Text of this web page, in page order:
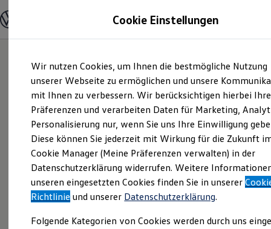
Hauptinhalt
springen
Footer
springen
Modelle und Konfigurator
Modelle vergleichen
Elektroautos
ENERGY Sondermodelle
Nutzfahrzeuge
SUV und CUV
Familienautos
Kombis
Kompaktwagen
Sportwagen
Schnell verfügbare Fahrzeuge
Angebote und Produkte
Aktuelle Angebote
E-Auto-Förderung
Volkswagen Marktplatz
Junge Gebrauchtwagen und Gebrauchtwagen
Cookie Einstellungen
Wir nutzen Cookies, um Ihnen die bestmögliche Nutzung
unserer Webseite zu ermöglichen und unsere
mit Ihnen zu verbessern. Wir berücksichtigen hierbei Ihre
Präferenzen und verarbeiten Daten für Marketing,
Personalisierung nur, wenn Sie uns Ihre Einwilligung
Diese können Sie jederzeit mit Wirkung für die Zukunft
Cookie Manager (Meine Präferenzen verwalten) in der
Datenschutzerklärung widerrufen. Weitere
unseren eingesetzten Cookies finden Sie in unserer
Richtlinie und unserer Datenschutzerklärung.
Folgende Kategorien von Cookies werden durch uns